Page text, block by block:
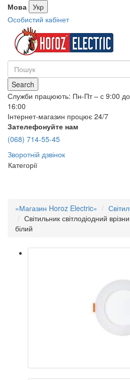
Мова Укр
Особистий кабінет
Search
Служби працюють: Пн-Пт – с 9:00
16:00
Інтернет-магазин процює 24/7
Зателефонуйте нам
(068) 714-55-45
Зворотній дзвінок
Категорії
«Магазин Horoz Electric»
Світильник світлодіодний
білий